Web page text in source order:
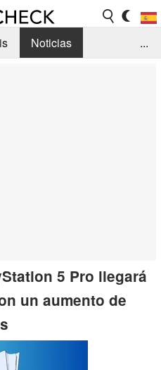
Noticias
...
5 Pro llegará
un aumento de